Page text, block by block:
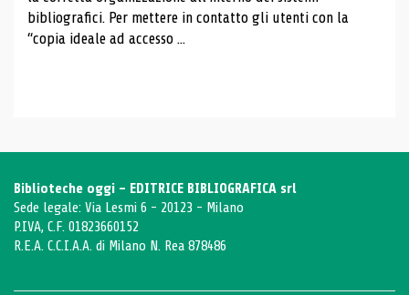
bibliografici. Per mettere in contatto gli utenti con la
“copia ideale ad accesso ...
Biblioteche oggi - EDITRICE BIBLIOGRAFICA srl
Sede legale: Via Lesmi 6 - 20123 - Milano
P.IVA, C.F. 01823660152
R.E.A. C.C.I.A.A. di Milano N. Rea 878486